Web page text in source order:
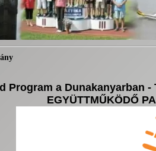
Program a Dunakanyarban -
EGYÜTTMŰKÖDŐ